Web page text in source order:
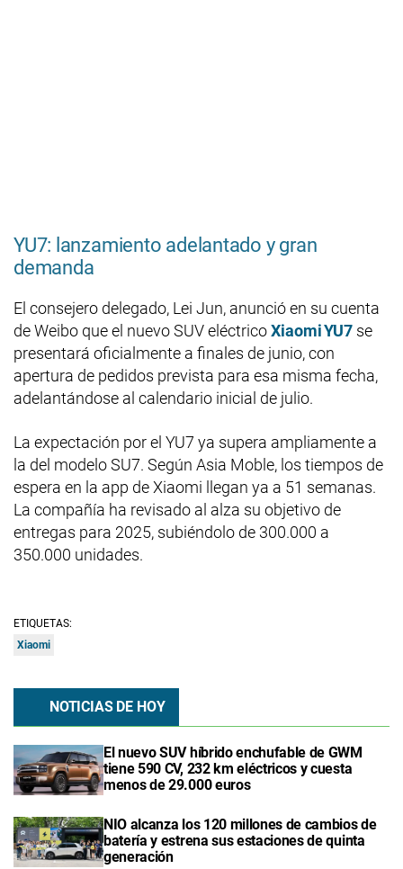
YU7: lanzamiento adelantado y gran
demanda
El consejero delegado, Lei Jun, anunció en su cuenta
de Weibo que el nuevo SUV eléctricoXiaomi YU7 se
presentará oficialmente a finales de junio, con
apertura de pedidos prevista para esa misma fecha,
adelantándose al calendario inicial de julio.
La expectación por el YU7 ya supera ampliamente a
la del modelo SU7. Según Asia Moble, los tiempos de
espera en la app de Xiaomi llegan ya a 51 semanas.
La compañía ha revisado al alza su objetivo de
entregas para 2025, subiéndolo de 300.000 a
350.000 unidades.
ETIQUETAS:
Xiaomi
NOTICIAS DE HOY
El nuevo SUV híbrido enchufable de GWM
tiene 590 CV, 232 km eléctricos y cuesta
menos de 29.000 euros
NIO alcanza los 120 millones de cambios de
batería y estrena sus estaciones de quinta
generación